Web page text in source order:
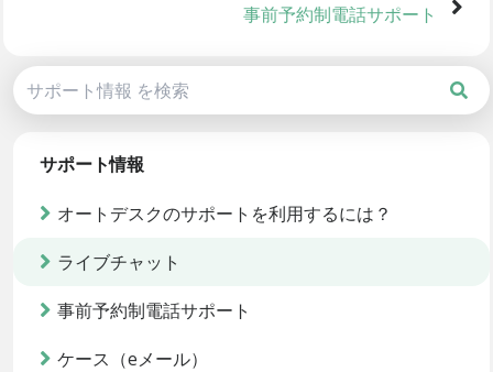
事前予約制電話サポート
サポート情報
オートデスクのサポートを利用するには？
ライブチャット
事前予約制電話サポート
ケース（eメール）